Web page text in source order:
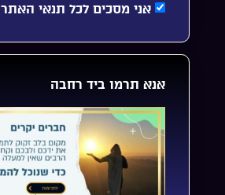
אני מסכים לכל תנאי האתר
אנא תרמו ביד רחבה